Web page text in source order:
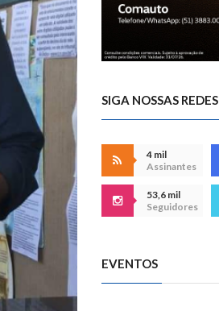
SIGA NOSSAS REDES
4 mil
Assinantes
53,6 mil
Seguidores
EVENTOS